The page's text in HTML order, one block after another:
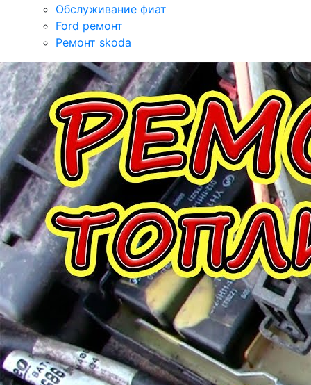
Обслуживание фиат
Ford ремонт
Ремонт skoda